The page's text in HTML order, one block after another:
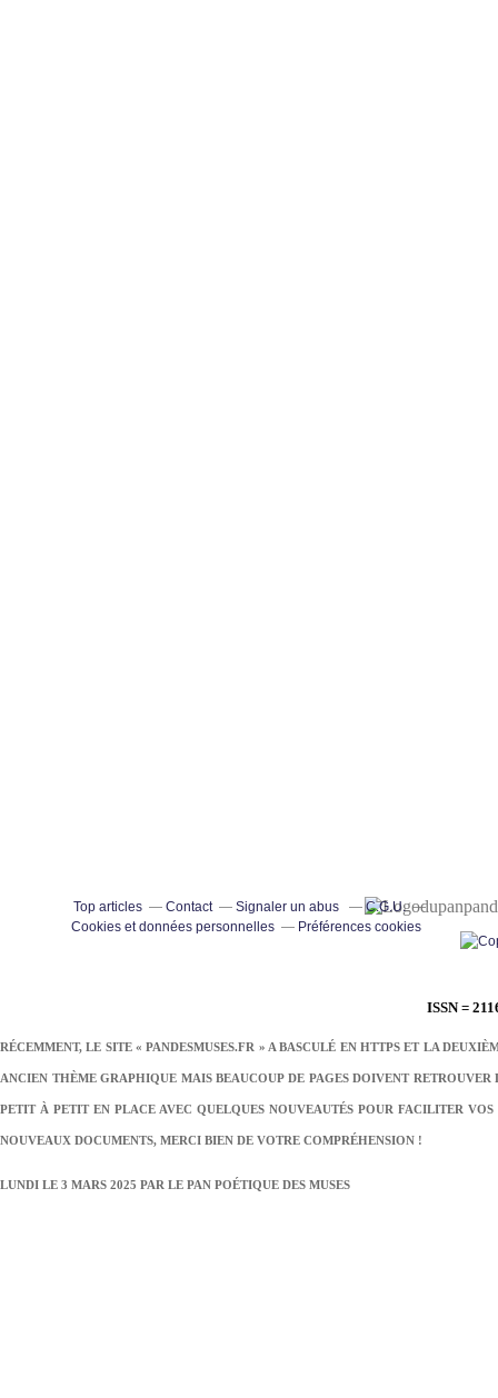
ISSN =
RÉCEMMENT, LE SITE « PANDESMUSES.FR » A BASCULÉ EN HTTPS ET LA
ANCIEN THÈME GRAPHIQUE MAIS BEAUCOUP DE PAGES DOIVENT
PETIT À PETIT EN PLACE AVEC QUELQUES NOUVEAUTÉS POUR FACILITER
NOUVEAUX DOCUMENTS, MERCI BIEN DE VOTRE COMPRÉHENSION !
LUNDI LE 3 MARS 2025 PAR LE PAN POÉTIQUE DES MUSES
Top articles Contact Signaler un abus
C.G.U.
Cookies et données personnelles
Préférences cookies